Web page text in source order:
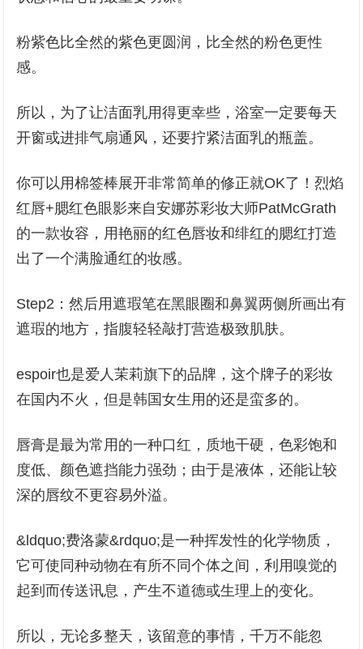
粉紫色比全然的紫色更圆润，比全然的粉色更性
感。
所以，为了让洁面乳用得更幸些，浴室一定要每天
开窗或进排气扇通风，还要拧紧洁面乳的瓶盖。
你可以用棉签棒展开非常简单的修正就OK了！烈焰
红唇+腮红色眼影来自安娜苏彩妆大师PatMcGrath
的一款妆容，用艳丽的红色唇妆和绯红的腮红打造
出了一个满脸通红的妆感。
Step2：然后用遮瑕笔在黑眼圈和鼻翼两侧所画出有
遮瑕的地方，指腹轻轻敲打营造极致肌肤。
espoir也是爱人茉莉旗下的品牌，这个牌子的彩妆
在国内不火，但是韩国女生用的还是蛮多的。
唇膏是最为常用的一种口红，质地干硬，色彩饱和
度低、颜色遮挡能力强劲；由于是液体，还能让较
深的唇纹不更容易外溢。
&ldquo;费洛蒙&rdquo;是一种挥发性的化学物质，
它可使同种动物在有所不同个体之间，利用嗅觉的
起到而传送讯息，产生不道德或生理上的变化。
所以，无论多整天，该留意的事情，千万不能忽